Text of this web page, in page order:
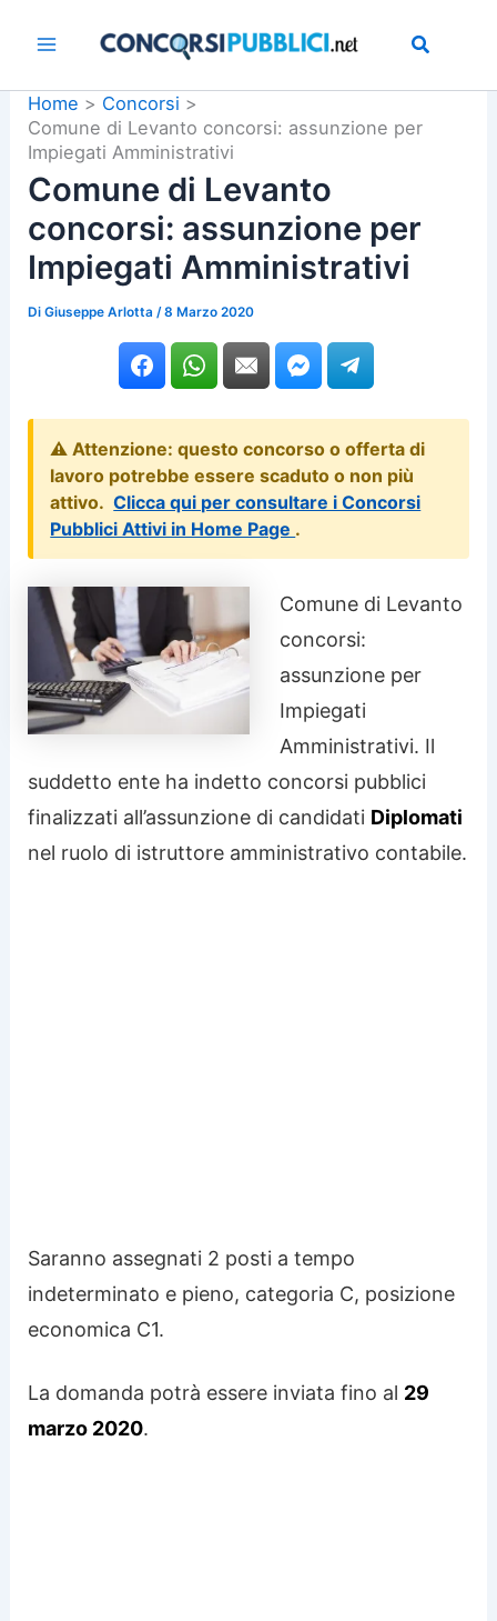
Home
Concorsi
Comune di Levanto concorsi: assunzione per
Impiegati Amministrativi
Comune di Levanto
concorsi: assunzione per
Impiegati Amministrativi
DiGiuseppe Arlotta /8 Marzo 2020
⚠️ Attenzione: questo concorso o offerta di
lavoro potrebbe essere scaduto o non più
attivo. Clicca qui per consultare i Concorsi
Pubblici Attivi in Home Page .
Comune di Levanto
concorsi:
assunzione per
Impiegati
Amministrativi. Il
suddetto ente ha indetto concorsi pubblici
finalizzati all’assunzione di candidati Diplomati
nel ruolo di istruttore amministrativo contabile.
Saranno assegnati 2 posti a tempo
indeterminato e pieno, categoria C, posizione
economica C1.
La domanda potrà essere inviata fino al 29
marzo 2020.